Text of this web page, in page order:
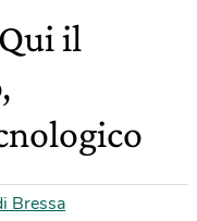
il
Bressa